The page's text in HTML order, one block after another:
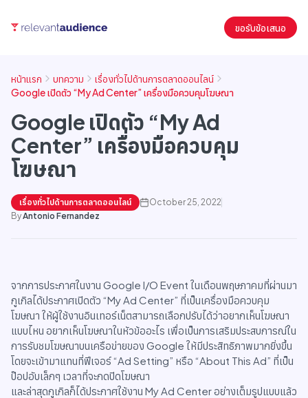
ขอรับข้อเสนอ
หน้าแรก บทความ
เรื่องทั่วไปด้านการตลาดออนไลน์
Google เปิดตัว “My Ad Center” เครื่องมือควบคุมโฆษณา
Google เปิดตัว “My Ad
Center” เครื่องมือควบคุม
โฆษณา
เรื่องทั่วไปด้านการตลาดออนไลน์
October 25, 2022
ByAntonio Fernandez
จากการประกาศในงาน Google I/O Event ในเดือนพฤษภาคมที่ผ่านมา
กูเกิลได้ประกาศเปิดตัว “My Ad Center” ที่เป็นเครื่องมือควบคุม
โฆษณา ให้ผู้ใช้งานอินเทอร์เน็ตสามารถเลือกปรับได้ว่าอยากเห็นโฆษณา
แบบไหน อยากเห็นโฆษณาในหัวข้ออะไร เพื่อเป็นการเสริมประสบการณ์ใน
การรับชมโฆษณาบนเครือข่ายของ Google ให้มีประสิทธิภาพมากยิ่งขึ้น
โดยจะเข้ามาแทนที่ฟีเจอร์ “Ad Setting” หรือ “About This Ad” ที่เป็น
ป๊อปอับเล็กๆ เวลาที่จะกดปิดโฆษณา
และล่าสุดกูเกิลก็ได้ประกาศใช้งาน My Ad Center อย่างเต็มรูปแบบแล้ว